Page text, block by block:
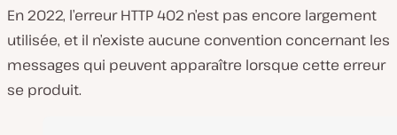
En 2022, l’erreur HTTP 402 n’est pas encore largement
utilisée, et il n’existe aucune convention concernant les
messages qui peuvent apparaître lorsque cette erreur
se produit.